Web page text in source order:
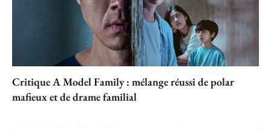
Critique A Model Family : mélange réussi de polar
mafieux et de drame familial